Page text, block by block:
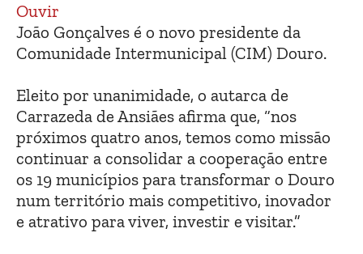
Ouvir
João Gonçalves é o novo presidente da
Comunidade Intermunicipal (CIM) Douro.
Eleito por unanimidade, o autarca de
Carrazeda de Ansiães afirma que, “nos
próximos quatro anos, temos como missão
continuar a consolidar a cooperação entre
os 19 municípios para transformar o Douro
num território mais competitivo, inovador
e atrativo para viver, investir e visitar.”